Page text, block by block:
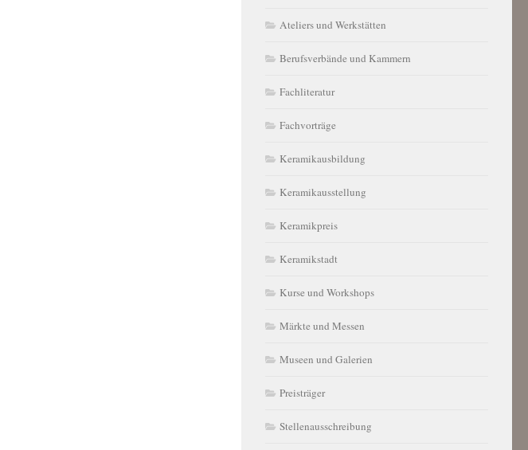
Ateliers und Werkstätten
Berufsverbände und Kammern
Fachliteratur
Fachvorträge
Keramikausbildung
Keramikausstellung
Keramikpreis
Keramikstadt
Kurse und Workshops
Märkte und Messen
Museen und Galerien
Preisträger
Stellenausschreibung